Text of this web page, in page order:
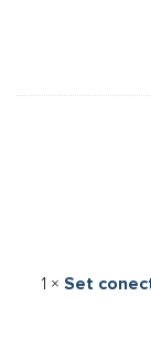
1 × Set